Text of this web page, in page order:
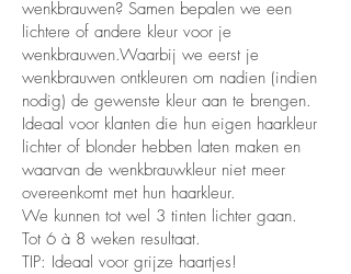
wenkbrauwen? Samen bepalen we een
lichtere of andere kleur voor je
wenkbrauwen.Waarbij we eerst je
wenkbrauwen ontkleuren om nadien (indien
nodig) de gewenste kleur aan te brengen.
Ideaal voor klanten die hun eigen haarkleur
lichter of blonder hebben laten maken en
waarvan de wenkbrauwkleur niet meer
overeenkomt met hun haarkleur.
We kunnen tot wel 3 tinten lichter gaan.
Tot 6 à 8 weken resultaat.
TIP: Ideaal voor grijze haartjes!